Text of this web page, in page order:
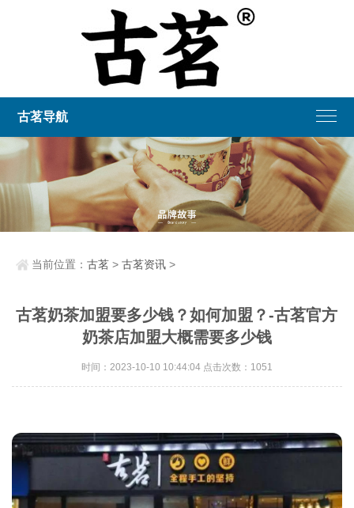
古茗导航
当前位置：古茗 >古茗资讯 >
古茗奶茶加盟要多少钱？如何加盟？-古茗官方
奶茶店加盟大概需要多少钱
时间：2023-10-10 10:44:04 点击次数：1051